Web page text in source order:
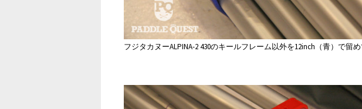
フジタカヌーALPINA-2 430のキールフレーム以外を12inch（青）で留